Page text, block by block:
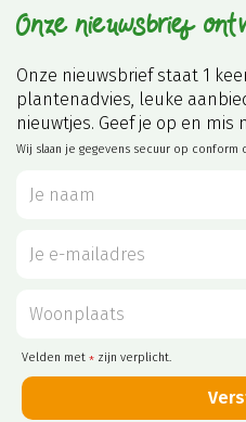
Onze nieuwsbrief
Onze nieuwsbrief staat 1
plantenadvies, leuke
nieuwtjes. Geef je op en mis
Wij slaan je gegevens secuur op conform
Velden met * zijn verplicht.